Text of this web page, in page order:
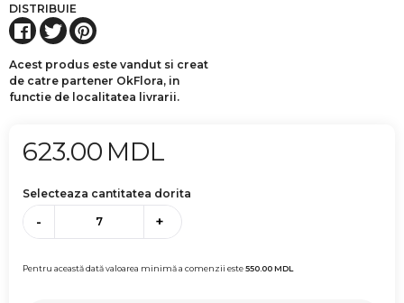
DISTRIBUIE
Acest produs este vandut si creat
de catre partener OkFlora, in
functie de localitatea livrarii.
623.00 MDL
Selecteaza cantitatea dorita
- +
Pentru această dată valoarea minimă a comenzii este550.00MDL